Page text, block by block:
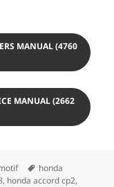
MANUAL (4760
MANUAL (2662
Tags
honda
, honda accord cp2,